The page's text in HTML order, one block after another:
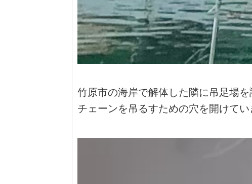
竹原市の海岸で解体した隣に吊足場を
チェーンを吊るすための穴を開けてい